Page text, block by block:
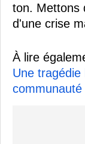
ton. Mettons
d'une crise
À lire
Une